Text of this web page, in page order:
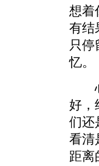
想着
有结
只
忆。
心
好，
们还
看清
距离